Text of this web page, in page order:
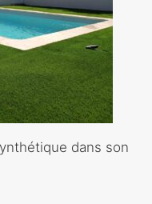
dans son